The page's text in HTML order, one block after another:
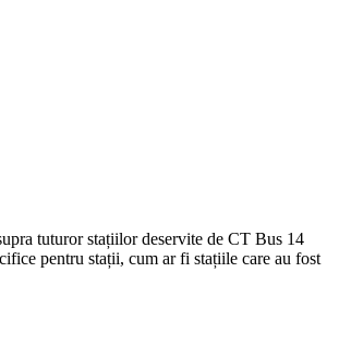
tuturor stațiilor deservite de CT Bus 14
pentru stații, cum ar fi stațiile care au fost